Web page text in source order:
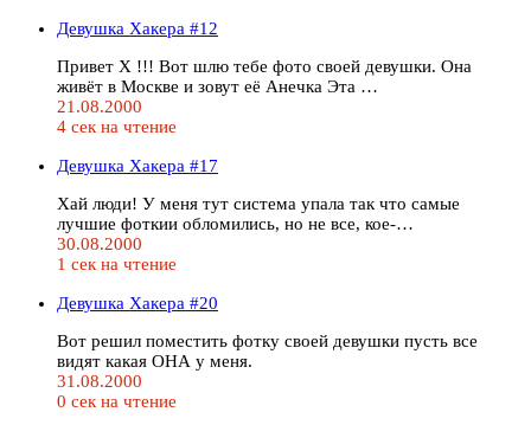
Девушка Хакера #12
Привет Х !!! Вот шлю тебе фото своей девушки. Она
живёт в Москве и зовут её Анечка Эта …
21.08.2000
4 сек на чтение
Девушка Хакера #17
Хай люди! У меня тут система упала так что самые
лучшие фоткии обломились, но не все, кое-…
30.08.2000
1 сек на чтение
Девушка Хакера #20
Вот решил поместить фотку своей девушки пусть все
видят какая ОНА у меня.
31.08.2000
0 сек на чтение